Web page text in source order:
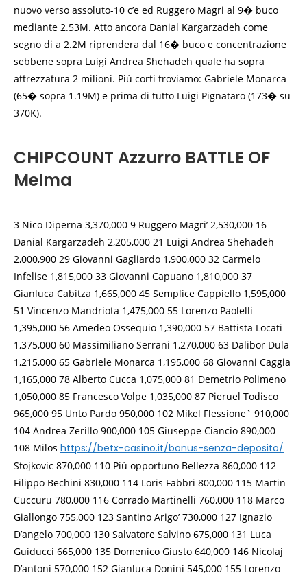
nuovo verso assoluto-10 c’e ed Ruggero Magri al 9� buco
mediante 2.53M. Atto ancora Danial Kargarzadeh come
segno di a 2.2M riprendera dal 16� buco e concentrazione
sebbene sopra Luigi Andrea Shehadeh quale ha sopra
attrezzatura 2 milioni. Più corti troviamo: Gabriele Monarca
(65� sopra 1.19M) e prima di tutto Luigi Pignataro (173� su
370K).
CHIPCOUNT Azzurro BATTLE OF
Melma
3 Nico Diperna 3,370,000 9 Ruggero Magri’ 2,530,000 16
Danial Kargarzadeh 2,205,000 21 Luigi Andrea Shehadeh
2,000,900 29 Giovanni Gagliardo 1,900,000 32 Carmelo
Infelise 1,815,000 33 Giovanni Capuano 1,810,000 37
Gianluca Cabitza 1,665,000 45 Semplice Cappiello 1,595,000
51 Vincenzo Mandriota 1,475,000 55 Lorenzo Paolelli
1,395,000 56 Amedeo Ossequio 1,390,000 57 Battista Locati
1,375,000 60 Massimiliano Serrani 1,270,000 63 Dalibor Dula
1,215,000 65 Gabriele Monarca 1,195,000 68 Giovanni Caggia
1,165,000 78 Alberto Cucca 1,075,000 81 Demetrio Polimeno
1,050,000 85 Francesco Volpe 1,035,000 87 Pieruel Todisco
965,000 95 Unto Pardo 950,000 102 Mikel Flessione` 910,000
104 Andrea Zerillo 900,000 105 Giuseppe Ciancio 890,000
108 Milos https://betx-casino.it/bonus-senza-deposito/
Stojkovic 870,000 110 Più opportuno Bellezza 860,000 112
Filippo Bechini 830,000 114 Loris Fabbri 800,000 115 Martin
Cuccuru 780,000 116 Corrado Martinelli 760,000 118 Marco
Giallongo 755,000 123 Santino Arigo’ 730,000 127 Ignazio
D’angelo 700,000 130 Salvatore Salvino 675,000 131 Luca
Guiducci 665,000 135 Domenico Giusto 640,000 146 Nicolaj
D’antoni 570,000 152 Gianluca Donini 545,000 155 Lorenzo